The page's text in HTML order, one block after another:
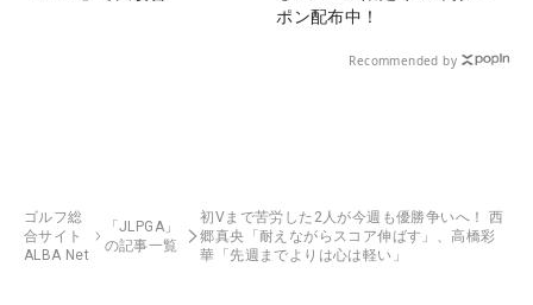
ポン配布中！
Recommended by
ゴルフ総
合サイト
ALBA Net
「JLPGA」
の記事一覧
初Vまで苦労した2人が今週も優勝争いへ！ 西
郷真央「耐えながらスコア伸ばす」、高橋彩
華「先週までよりは心は軽い」